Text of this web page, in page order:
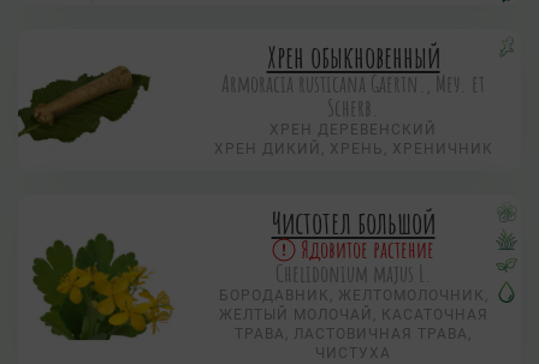
Хрен обыкновенный
Armoracia rusticana Gaertn., Меу. et
Scherb.
ХРЕН ДЕРЕВЕНСКИЙ
ХРЕН ДИКИЙ, ХРЕНЬ, ХРЕНИЧНИК
Чистотел большой
Ядовитое растение
Chelidonium majus L.
БОРОДАВНИК, ЖЕЛТОМОЛОЧНИК,
ЖЕЛТЫЙ МОЛОЧАЙ, КАСАТОЧНАЯ
ТРАВА, ЛАСТОВИЧНАЯ ТРАВА,
ЧИСТУХА